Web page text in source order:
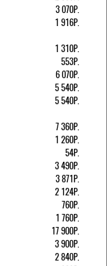
3 070Р.
1 916Р.
1 310Р.
553Р.
6 070Р.
5 540Р.
5 540Р.
7 360Р.
1 260Р.
54Р.
3 490Р.
3 871Р.
2 124Р.
760Р.
1 760Р.
17 900Р.
3 900Р.
2 840Р.